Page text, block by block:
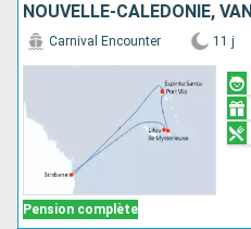
Pension complète
Carnival Encounter 11 j